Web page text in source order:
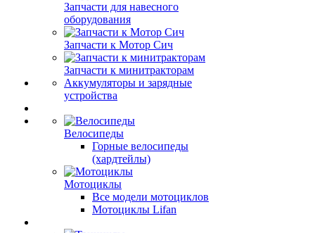
Запчасти для навесного
оборудования
Запчасти к Мотор Сич
Запчасти к минитракторам
Аккумуляторы и зарядные
устройства
Велосипеды
Горные велосипеды
(хардтейлы)
Мотоциклы
Все модели мотоциклов
Мотоциклы Lifan